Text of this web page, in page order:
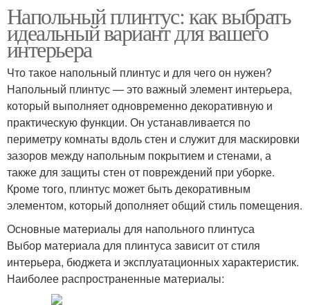
Напольный плинтус: как выбрать
идеальный вариант для вашего
интерьера
Что такое напольный плинтус и для чего он нужен?
Напольный плинтус — это важный элемент интерьера,
который выполняет одновременно декоративную и
практическую функции. Он устанавливается по
периметру комнаты вдоль стен и служит для маскировки
зазоров между напольным покрытием и стенами, а
также для защиты стен от повреждений при уборке.
Кроме того, плинтус может быть декоративным
элементом, который дополняет общий стиль помещения.
Основные материалы для напольного плинтуса
Выбор материала для плинтуса зависит от стиля
интерьера, бюджета и эксплуатационных характеристик.
Наиболее распространенные материалы: